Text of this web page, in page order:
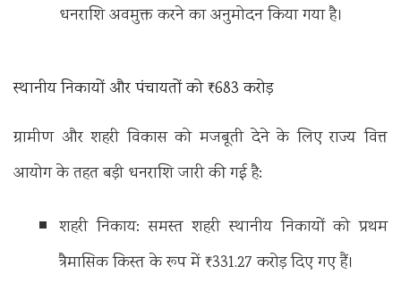
धनराशि अवमुक्त करने का अनुमोदन किया गया है।
स्थानीय निकायों और पंचायतों को ₹683 करोड़
ग्रामीण और शहरी विकास को मजबूती देने के लिए राज्य वित्त
आयोग के तहत बड़ी धनराशि जारी की गई है:
शहरी निकाय: समस्त शहरी स्थानीय निकायों को प्रथम
त्रैमासिक किस्त के रूप में ₹331.27 करोड़ दिए गए हैं।